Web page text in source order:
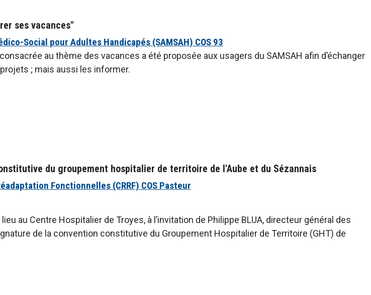
ses vacances"
Social pour Adultes Handicapés (SAMSAH) COS 93
au thème des vacances a été proposée aux usagers du SAMSAH afin d’échanger
; mais aussi les informer.
du groupement hospitalier de territoire de l'Aube et du Sézannais
Fonctionnelles (CRRF) COS Pasteur
au Centre Hospitalier de Troyes, à l’invitation de Philippe BLUA, directeur général des
de la convention constitutive du Groupement Hospitalier de Territoire (GHT) de